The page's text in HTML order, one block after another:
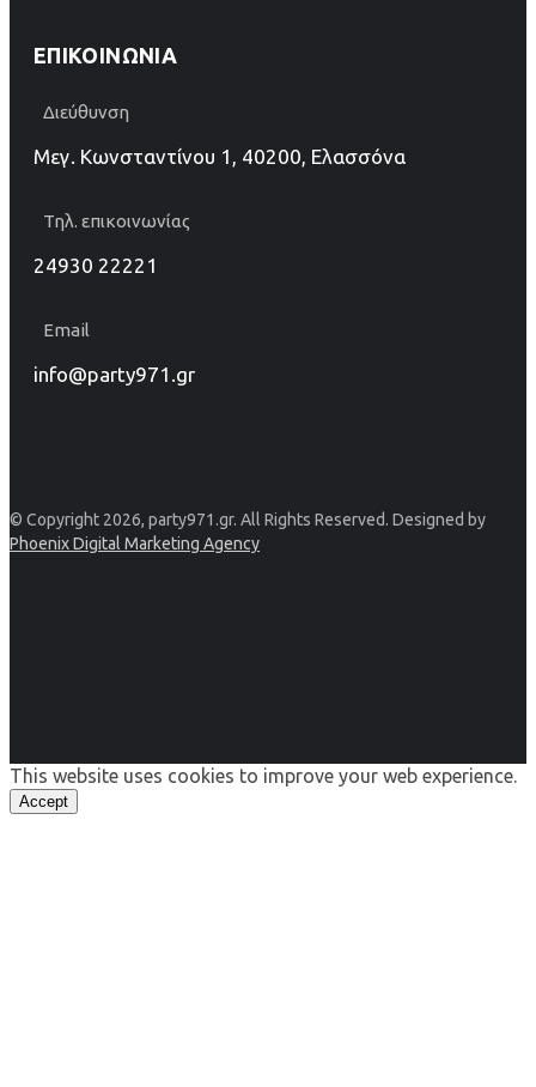
ΕΠΙΚΟΙΝΩΝΊΑ
Διεύθυνση
Μεγ. Κωνσταντίνου 1, 40200, Ελασσόνα
Τηλ. επικοινωνίας
24930 22221
Email
info@party971.gr
© Copyright 2026, party971.gr. All Rights Reserved. Designed by
Phoenix Digital Marketing Agency
This website uses cookies to improve your web experience.
Accept